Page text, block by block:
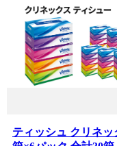
ティッシュ クリネッ